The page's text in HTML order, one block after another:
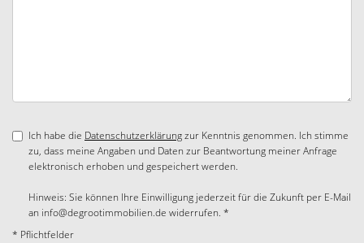
Ich habe die Datenschutzerklärungzur Kenntnis genommen. Ich stimme
zu, dass meine Angaben und Daten zur Beantwortung meiner Anfrage
elektronisch erhoben und gespeichert werden.
Hinweis: Sie können Ihre Einwilligung jederzeit für die Zukunft per E-Mail
an info@degrootimmobilien.de widerrufen. *
* Pflichtfelder